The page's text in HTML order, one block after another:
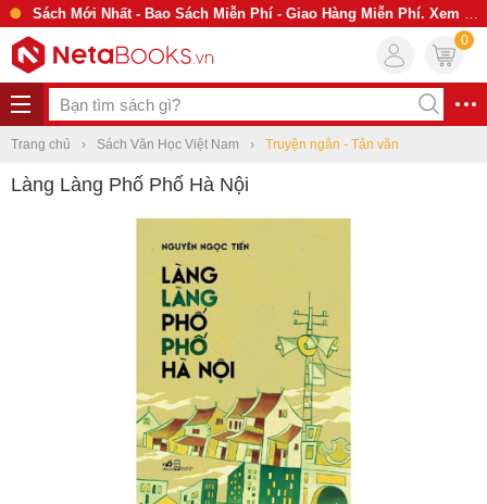
Sách Mới Nhất - Bao Sách Miễn Phí - Giao Hàng Miễn Phí. Xem Ngay
0
Trang chủ Sách Văn Học Việt Nam Truyện ngắn - Tản văn
Làng Làng Phố Phố Hà Nội